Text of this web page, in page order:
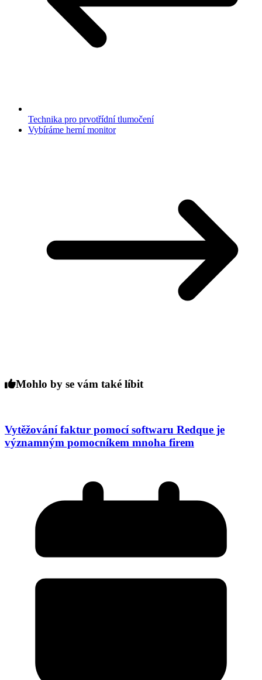
Technika pro prvotřídní tlumočení
Vybíráme herní monitor
Mohlo by se vám také líbit
Vytěžování faktur pomocí softwaru Redque je
významným pomocníkem mnoha firem